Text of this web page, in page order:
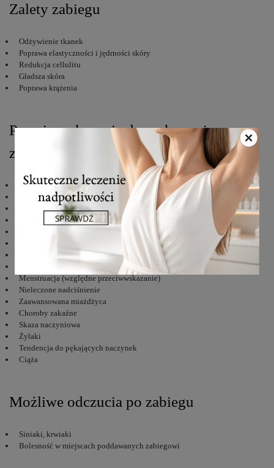
Zalety zabiegu
Odżywienie tkanek
Poprawa elastyczności i jędrności skóry
Redukcja cellulitu
Gładsza skóra
Poprawa krążenia
Przeciwwskazania do wykonania
zabiegu
Ostre i podostre stany zapalne w organizmie
Podwyższona temperatura ciała (powyżej 38°C)
Choroby nowotworowe
Zapalenie żył, tętniaki, zakrzepy
Zakażenia bakteryjne, grzybicze, wirusowe skóry
Ryzyko wystąpienia krwotoku
Zmiany dermatologiczne na obszarze poddawanym zabiegowi
Menstruacja (względne przeciwwskazanie)
Nieleczone nadciśnienie
Zaawansowana miażdżyca
Choroby zakaźne
Skaza naczyniowa
Żylaki
Tendencja do pękających naczynek
Ciąża
Możliwe odczucia po zabiegu
Siniaki, krwiaki
Bolesność w miejscach poddawanych zabiegowi